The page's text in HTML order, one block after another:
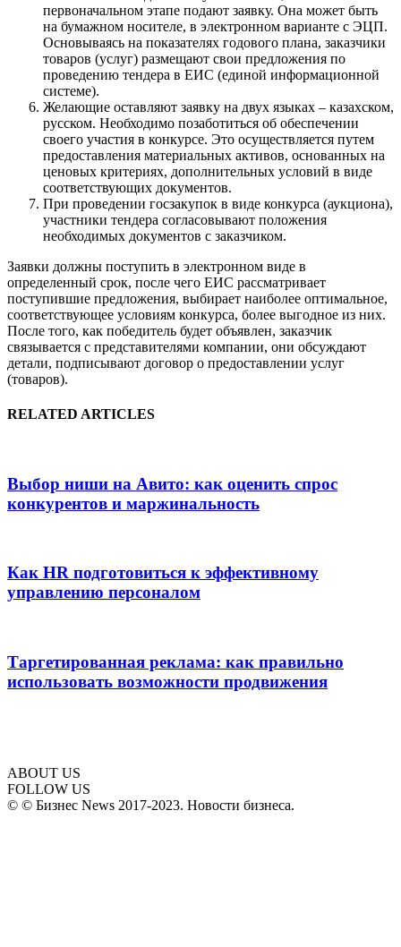
первоначальном этапе подают заявку. Она может быть
на бумажном носителе, в электронном варианте с ЭЦП.
Основываясь на показателях годового плана, заказчики
товаров (услуг) размещают свои предложения по
проведению тендера в ЕИС (единой информационной
системе).
Желающие оставляют заявку на двух языках – казахском,
русском. Необходимо позаботиться об обеспечении
своего участия в конкурсе. Это осуществляется путем
предоставления материальных активов, основанных на
ценовых критериях, дополнительных условий в виде
соответствующих документов.
При проведении госзакупок в виде конкурса (аукциона),
участники тендера согласовывают положения
необходимых документов с заказчиком.
Заявки должны поступить в электронном виде в
определенный срок, после чего ЕИС рассматривает
поступившие предложения, выбирает наиболее оптимальное,
соответствующее условиям конкурса, более выгодное из них.
После того, как победитель будет объявлен, заказчик
связывается с представителями компании, они обсуждают
детали, подписывают договор о предоставлении услуг
(товаров).
RELATED ARTICLES
Выбор ниши на Авито: как оценить спрос
конкурентов и маржинальность
Как HR подготовиться к эффективному
управлению персоналом
Таргетированная реклама: как правильно
использовать возможности продвижения
ABOUT US
FOLLOW US
© © Бизнес News 2017-2023. Новости бизнеса.